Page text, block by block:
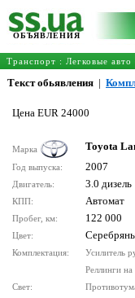
ОБЪЯВЛЕНИЯ
Транспорт : Легковые авто
Текст обьявления |
Цена EUR 24000
Марка Toyota
Год выпуска: 2007
Двигатель: 3.0 дизель
КПП: Автомат
Пробег, км: 122 000
Цвет:
Комплектация:
Усилитель
Реллинги
Свет: